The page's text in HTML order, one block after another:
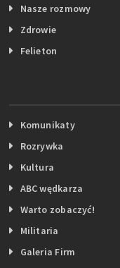
Nasze rozmowy
Zdrowie
Felieton
Komunikaty
Rozrywka
Kultura
ABC wędkarza
Warto zobaczyć!
Militaria
Galeria Firm